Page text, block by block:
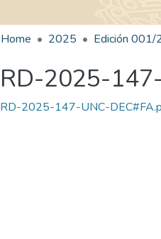
Home 2025
RD-2025-
RD-2025-147-UNC-